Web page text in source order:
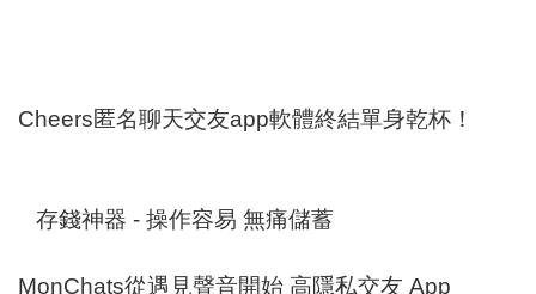
Cheers匿名聊天交友app軟體終結單身乾杯！
存錢神器 - 操作容易 無痛儲蓄
MonChats從遇見聲音開始 高隱私交友 App